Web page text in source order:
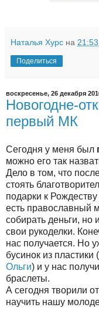
Наталья Хурс на 21:53
Поделиться
воскресенье, 26 декабря
Новогодне-
первый МК
Сегодня у меня был
можно его так
Дело в том, что
стоять
подарки к
есть православный
собирать деньги, но
свои рукоделки.
нас получается. Но
бусинок из
Ольги) и у нас
браслеты.
А сегодня творили
научить нашу